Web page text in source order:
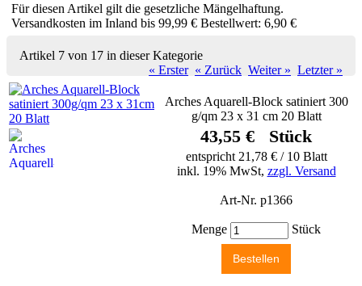
Für diesen Artikel gilt die gesetzliche Mängelhaftung.
Versandkosten im Inland bis 99,99 € Bestellwert: 6,90 €
Artikel 7 von 17 in dieser Kategorie
« Erster « Zurück Weiter » Letzter »
Arches Aquarell-Block satiniert 300
g/qm 23 x 31 cm 20 Blatt
43,55 € Stück
entspricht 21,78 € / 10 Blatt
inkl. 19% MwSt, zzgl. Versand
Art-Nr. p1366
Menge Stück